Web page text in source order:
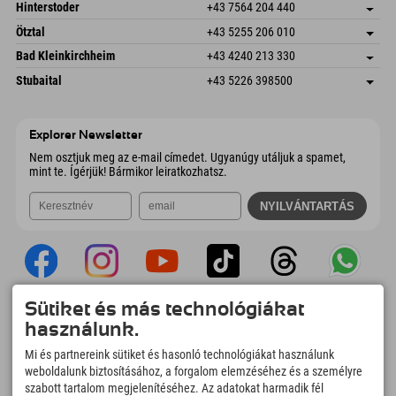
Ausztria
Könyv
Schmiedau 2
Ausztria
Cím mentése
Könyv
Hinterstoder +43 7564 204 440
Freizeitpark 10
4573 Hinterstoder
Ausztria
Cím mentése
Érkezési információk
Könyv
Ötztal +43 5255 206 010
Gscheat 14
Ausztria
Cím mentése
Könyv
Bad Kleinkirchheim +43 4240 213 330
Dorfstraße 24
9546 Bad Kleinkirchheim
Cím mentése
Érkezési információk
Stubaital +43 5226 398500
Explorer Newsletter
Nem osztjuk meg az e-mail címedet. Ugyanúgy utáljuk a spamet,
mint te. Ígérjük! Bármikor leiratkozhatsz.
Explorer App
című videódat foglalási áttekintéssel,
bakancslistával, étterem áttekintéssel és
még sok mással. Töltsd le most!
Sütiket és más technológiákat
használunk.
Mi és partnereink sütiket és hasonló technológiákat használunk
weboldalunk biztosításához, a forgalom elemzéséhez és a személyre
szabott tartalom megjelenítéséhez. Az adatokat harmadik fél